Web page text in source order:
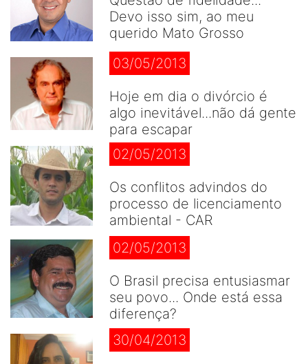
Devo isso sim, ao meu
querido Mato Grosso
03/05/2013
Hoje em dia o divórcio é
algo inevitável...não dá gente
para escapar
02/05/2013
Os conflitos advindos do
processo de licenciamento
ambiental - CAR
02/05/2013
O Brasil precisa entusiasmar
seu povo... Onde está essa
diferença?
30/04/2013